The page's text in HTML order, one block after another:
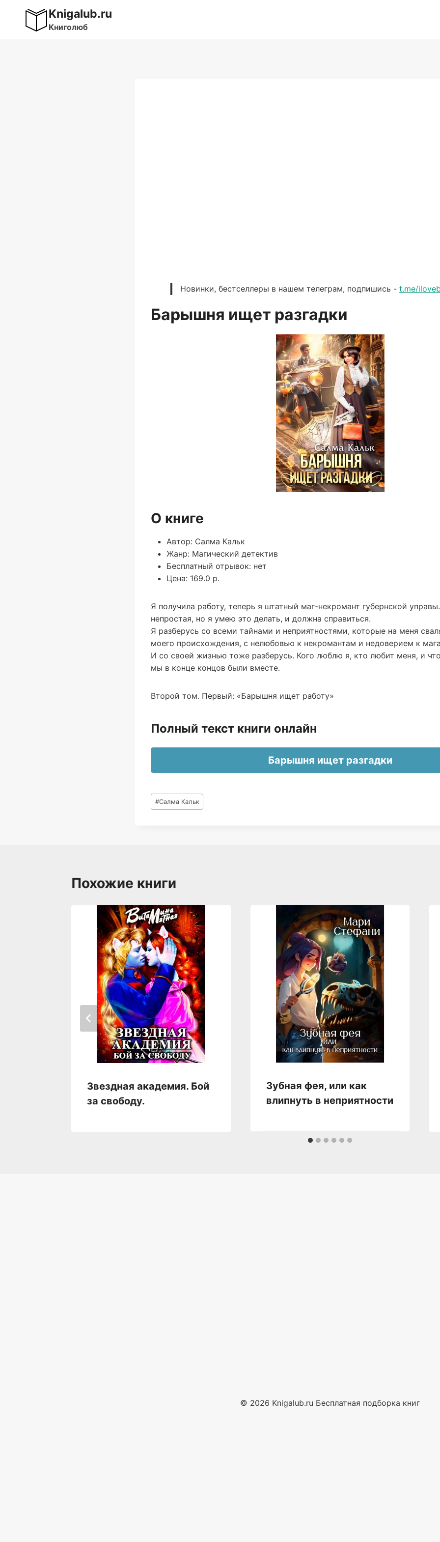
содержимому
Knigalub.ru
Книголюб
Новинки, бестселлеры в нашем телеграм, подпишись - t.me/
Барышня ищет разгадки
О книге
Автор: Салма Кальк
Жанр: Магический детектив
Бесплатный отрывок: нет
Цена: 169.0 р.
Я получила работу, теперь я штатный маг-некромант губернской
непростая, но я умею это делать, и должна справиться.
Я разберусь со всеми тайнами и неприятностями, которые на меня
моего происхождения, с нелюбовью к некромантам и недоверием к
И со своей жизнью тоже разберусь. Кого люблю я, кто любит меня, и
мы в конце концов были вместе.
Второй том. Первый: «Барышня ищет работу»
Полный текст книги онлайн
Барышня ищет разгадки
Метки
записи:
#Салма Кальк
Похожие книги
Звездная академия. Бой
за свободу.
Зубная фея, или как
влипнуть в неприятности
© 2026 Knigalub.ru Бесплатная подборка книг